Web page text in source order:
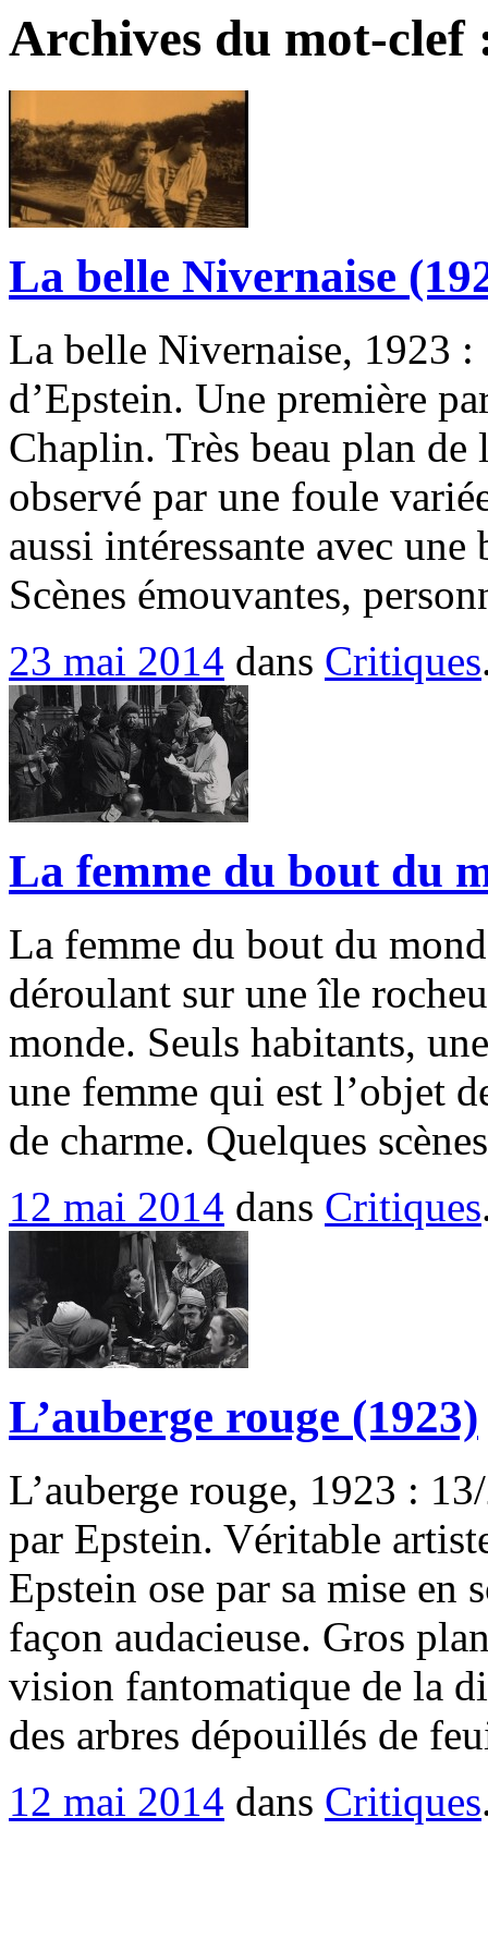
Archives du mot-
La belle Nivernaise
La belle Nivernaise,
d’Epstein. Une première
Chaplin. Très beau plan de
observé par une foule
aussi intéressante avec
Scènes émouvantes,
23 mai 2014 dans Critiques
La femme du bout du
La femme du bout du
déroulant sur une île
monde. Seuls habitants,
une femme qui est l’objet
de charme. Quelques
12 mai 2014 dans Critiques
L’auberge rouge (1923)
L’auberge rouge, 1923 :
par Epstein. Véritable
Epstein ose par sa mise en
façon audacieuse. Gros
vision fantomatique de la
des arbres dépouillés de
12 mai 2014 dans Critiques